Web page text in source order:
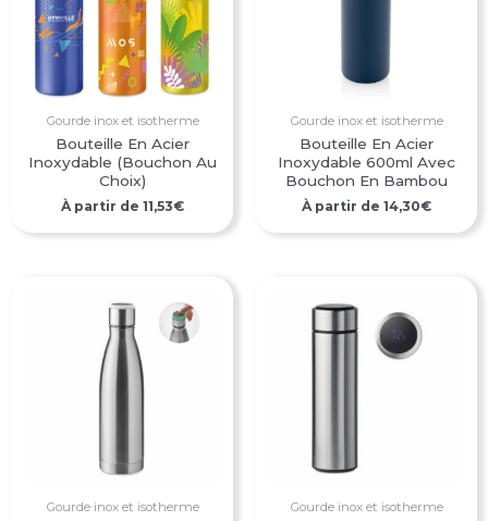
Gourde inox et isotherme
Bouteille En Acier
Inoxydable (bouchon Au
Choix)
À partir de 11,53€
Gourde inox et isotherme
Bouteille En Acier
Inoxydable 600ml Avec
Bouchon En Bambou
À partir de 14,30€
Gourde inox et isotherme Gourde inox et isotherme